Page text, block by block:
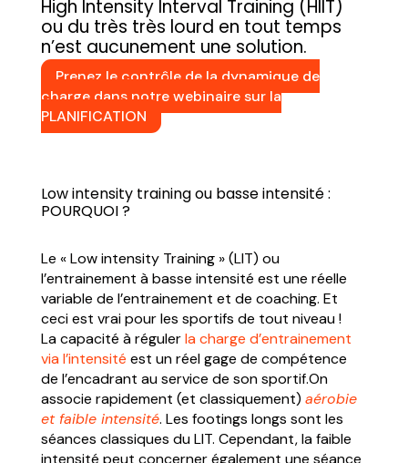
High Intensity Interval Training (HIIT)
ou du très très lourd en tout temps
n’est aucunement une solution.
Prenez le contrôle de la dynamique de
charge dans notre webinaire sur la
PLANIFICATION
Low intensity training ou basse intensité :
POURQUOI ?
Le « Low intensity Training » (LIT) ou
l’entrainement à basse intensité est une réelle
variable de l’entrainement et de coaching. Et
ceci est vrai pour les sportifs de tout niveau !
La capacité à régulerla charge d’entrainement
via l’intensité est un réel gage de compétence
de l’encadrant au service de son sportif.On
associe rapidement (et classiquement) aérobie
et faible intensité. Les footings longs sont les
séances classiques du LIT. Cependant, la faible
intensité peut concerner également une séance